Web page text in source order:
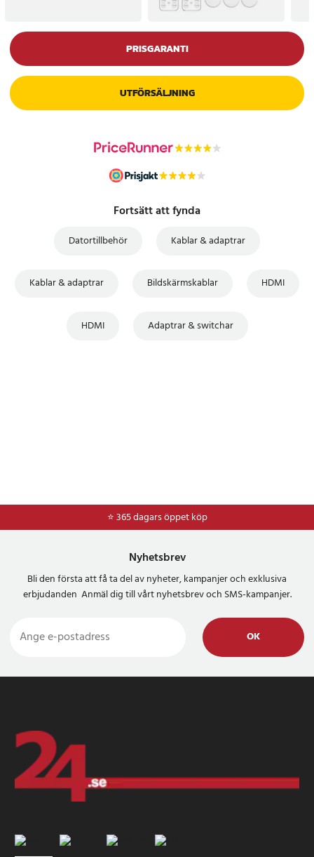
PRISGARANTI
UTFÖRSÄLJNING
Fortsätt att fynda
Datortillbehör Kablar & adaptrar
Kablar & adaptrar Bildskärmskablar HDMI
HDMI Adaptrar & switchar
⭐ 365 dagars öppet köp
⭐Frakt 49kr *
Nyhetsbrev
Bli den första att få ta del av nyheter, kampanjer och exklusiva
erbjudanden Anmäl dig till vårt nyhetsbrev och SMS-kampanjer.
OK